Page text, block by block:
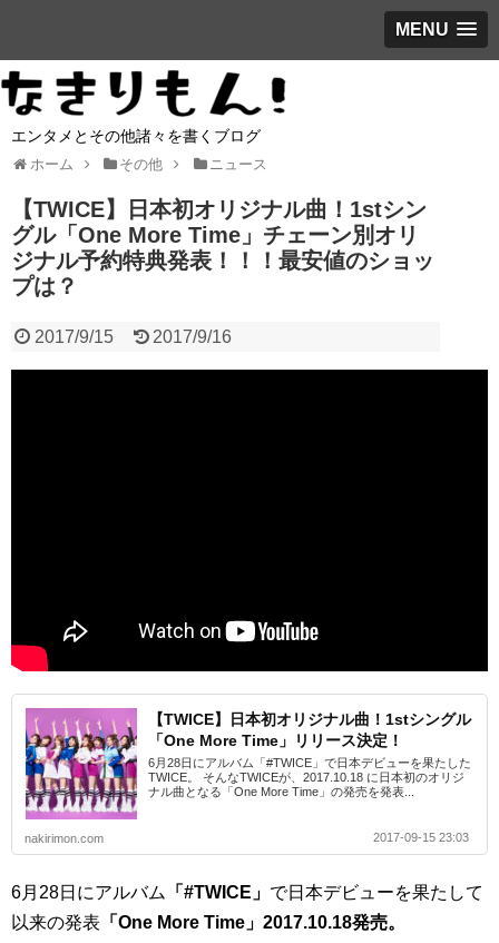
MENU
エンタメとその他諸々を書くブログ
ホーム その他 ニュース
【TWICE】日本初オリジナル曲！1stシン
グル「One More Time」チェーン別オリ
ジナル予約特典発表！！！最安値のショッ
プは？
2017/9/15 2017/9/16
【TWICE】日本初オリジナル曲！1stシングル
「One More Time」リリース決定！
6月28日にアルバム「#TWICE」で日本デビューを果たした
TWICE。 そんなTWICEが、2017.10.18 に日本初のオリジ
ナル曲となる「One More Time」の発売を発表...
nakirimon.com 2017-09-15 23:03
6月28日にアルバム 「#TWICE」 で日本デビューを果たして
以来の発表 「One More Time」 2017.10.18発売。